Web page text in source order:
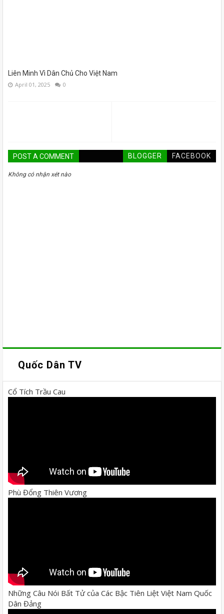
Liên Minh Vì Dân Chủ Cho Việt Nam
April 01, 2025 0
POST A COMMENT BLOGGER FACEBOOK
Không có nhận xét nào
Quốc Dân TV
Cổ Tích Trầu Cau
Phù Đổng Thiên Vương
Những Câu Nói Bất Tử của Các Bậc Tiên Liệt Việt Nam Quốc
Dân Đảng